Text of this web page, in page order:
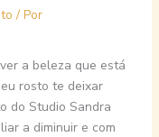
/ Por
a beleza que está
rosto te deixar
do Studio Sandra
a diminuir e com